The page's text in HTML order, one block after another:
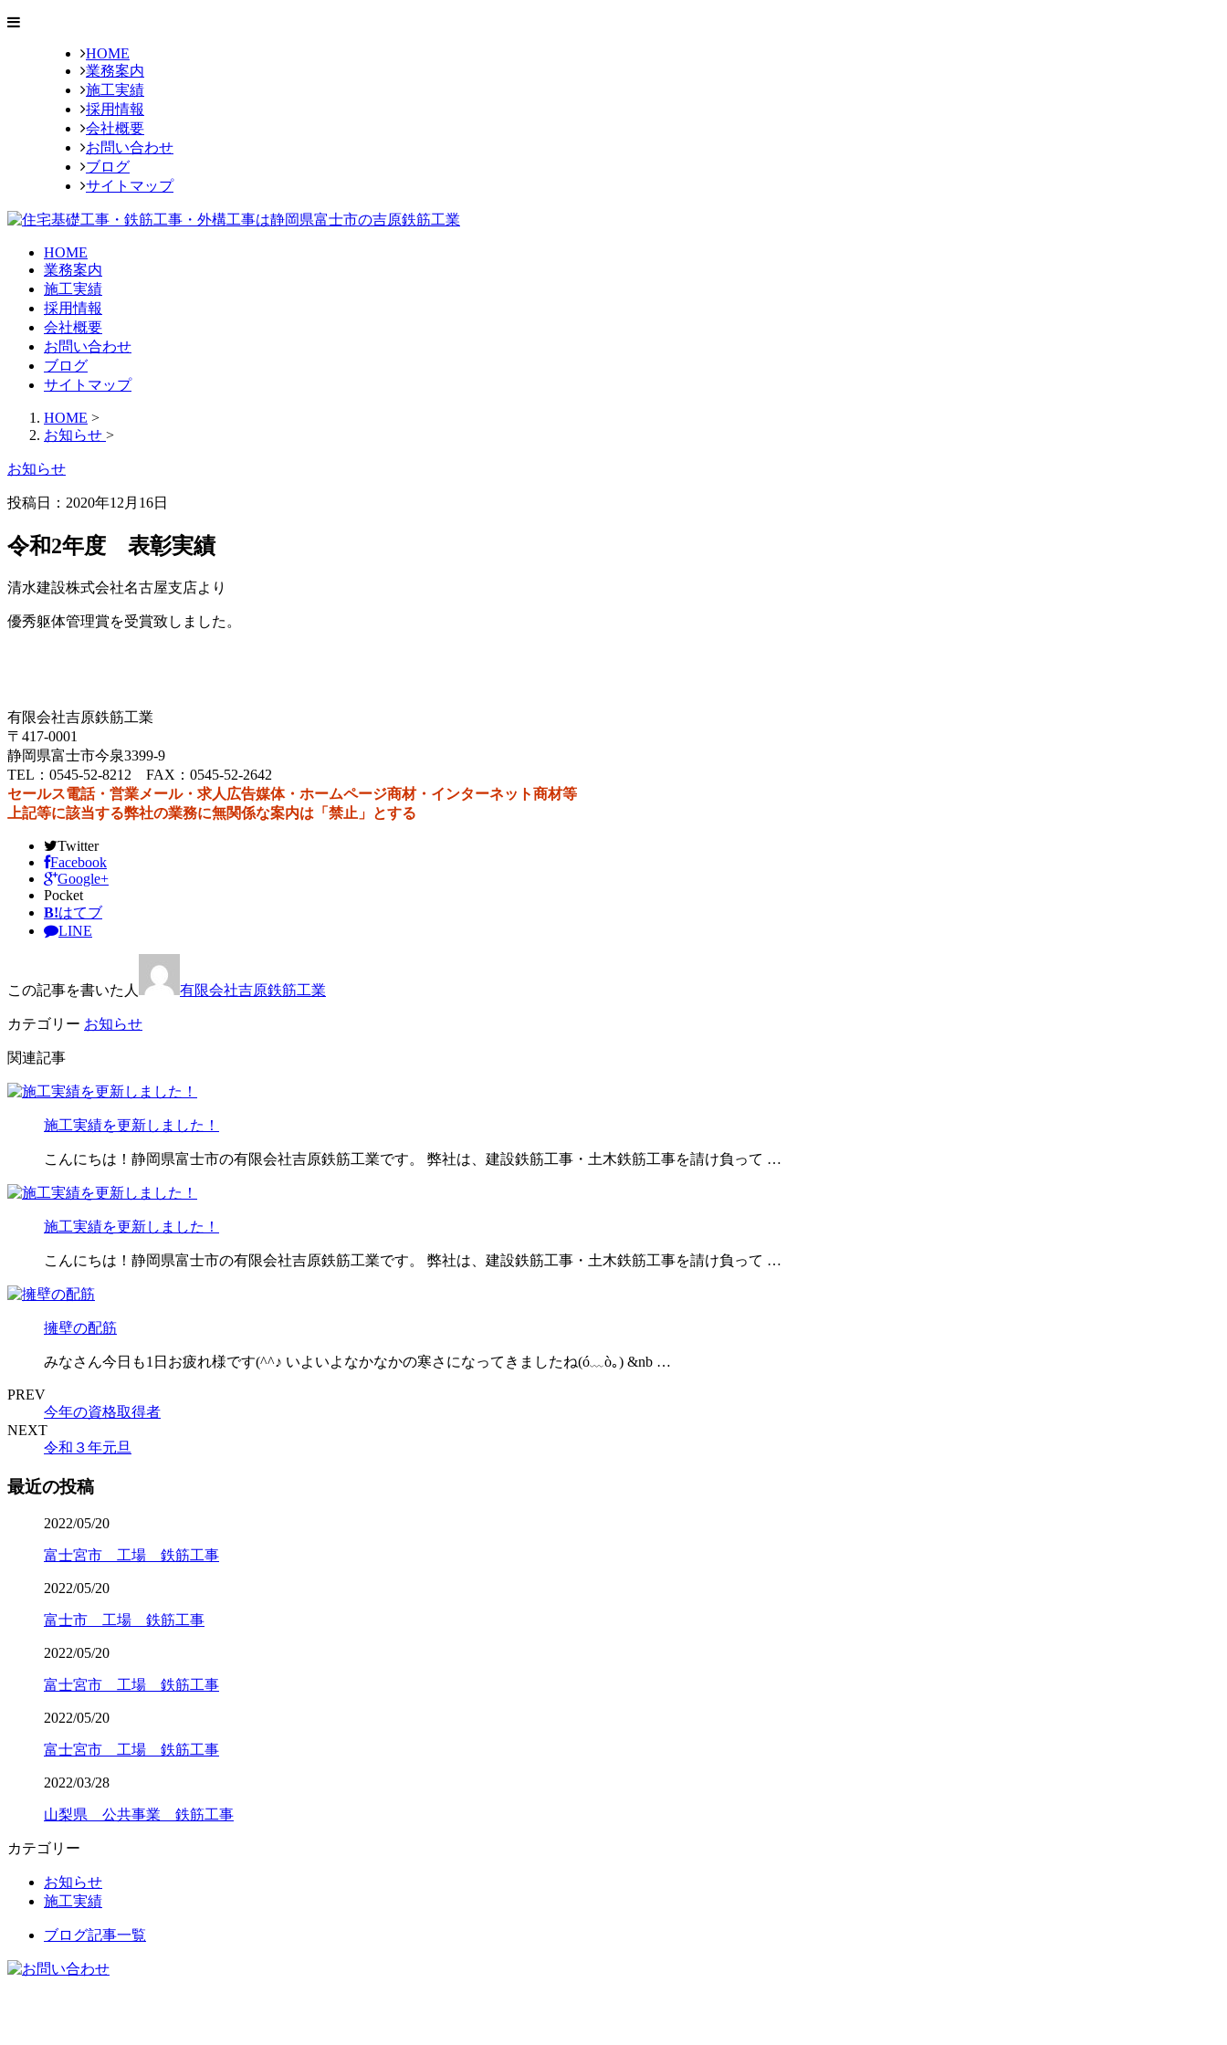
HOME
業務案内
施工実績
採用情報
会社概要
お問い合わせ
ブログ
サイトマップ
HOME
業務案内
施工実績
採用情報
会社概要
お問い合わせ
ブログ
サイトマップ
HOME >
お知らせ >
お知らせ
投稿日：2020年12月16日
令和2年度 表彰実績
清水建設株式会社名古屋支店より
優秀躯体管理賞を受賞致しました。
有限会社吉原鉄筋工業
〒417-0001
静岡県富士市今泉3399‐9
TEL：0545-52-8212 FAX：0545-52-2642
セールス電話・営業メール・求人広告媒体・ホームページ商材・インターネット商材等
上記等に該当する弊社の業務に無関係な案内は「禁止」とする
Twitter
Facebook
Google+
Pocket
B!はてブ
LINE
この記事を書いた人 有限会社吉原鉄筋工業
カテゴリー お知らせ
関連記事
施工実績を更新しました！
こんにちは！静岡県富士市の有限会社吉原鉄筋工業です。 弊社は、建設鉄筋工事・土木鉄筋工事を請け負って …
施工実績を更新しました！
こんにちは！静岡県富士市の有限会社吉原鉄筋工業です。 弊社は、建設鉄筋工事・土木鉄筋工事を請け負って …
擁壁の配筋
みなさん今日も1日お疲れ様です(^^♪ いよいよなかなかの寒さになってきましたね(ó﹏ò｡) &nb …
PREV
今年の資格取得者
NEXT
令和３年元旦
最近の投稿
2022/05/20
富士宮市 工場 鉄筋工事
2022/05/20
富士市 工場 鉄筋工事
2022/05/20
富士宮市 工場 鉄筋工事
2022/05/20
富士宮市 工場 鉄筋工事
2022/03/28
山梨県 公共事業 鉄筋工事
カテゴリー
お知らせ
施工実績
ブログ記事一覧